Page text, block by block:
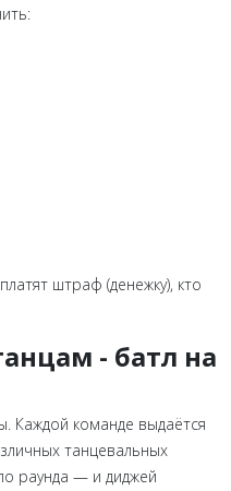
штраф (денежку), кто
- батл на
Каждой команде выдаётся
танцевальных
раунда — и диджей